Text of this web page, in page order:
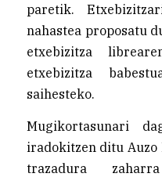
paretik.
nahastea proposatu
etxebizitza
etxebizitza
saihesteko.
Mugikortasunari
iradokitzen ditu
trazadura